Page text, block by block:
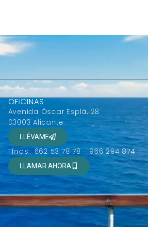
OFICINAS
Avenida Óscar Esplá, 28
03003 Alicante
LLÉVAME
Tfnos.: 662 53 78 78 - 966 294 874
LLAMAR AHORA
RGPD